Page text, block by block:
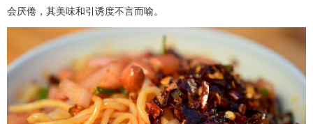
会厌倦，其美味和引诱度不言而喻。